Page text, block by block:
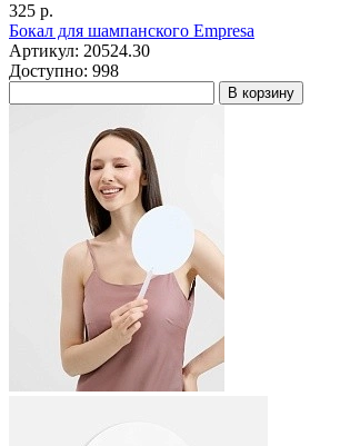
325 р.
Бокал для шампанского Empresa
Артикул: 20524.30
Доступно: 998
В корзину